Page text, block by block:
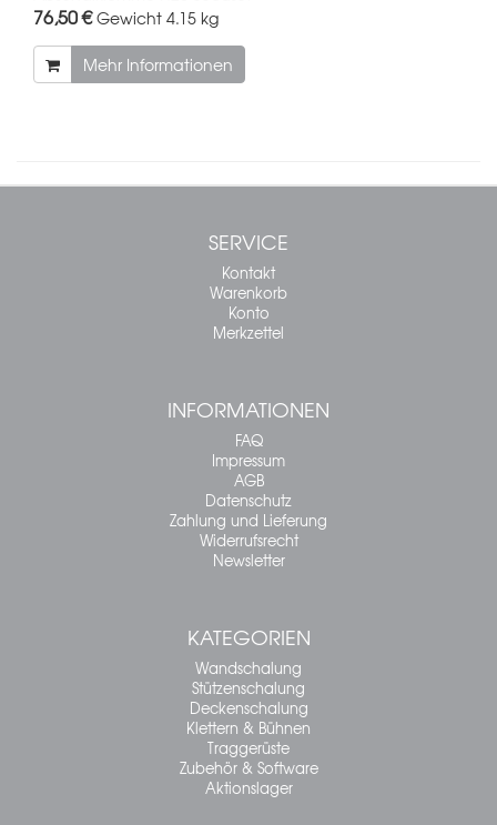
76,50 €Gewicht 4.15 kg
Mehr Informationen
SERVICE
Kontakt
Warenkorb
Konto
Merkzettel
INFORMATIONEN
FAQ
Impressum
AGB
Datenschutz
Zahlung und Lieferung
Widerrufsrecht
Newsletter
KATEGORIEN
Wandschalung
Stützenschalung
Deckenschalung
Klettern & Bühnen
Traggerüste
Zubehör & Software
Aktionslager